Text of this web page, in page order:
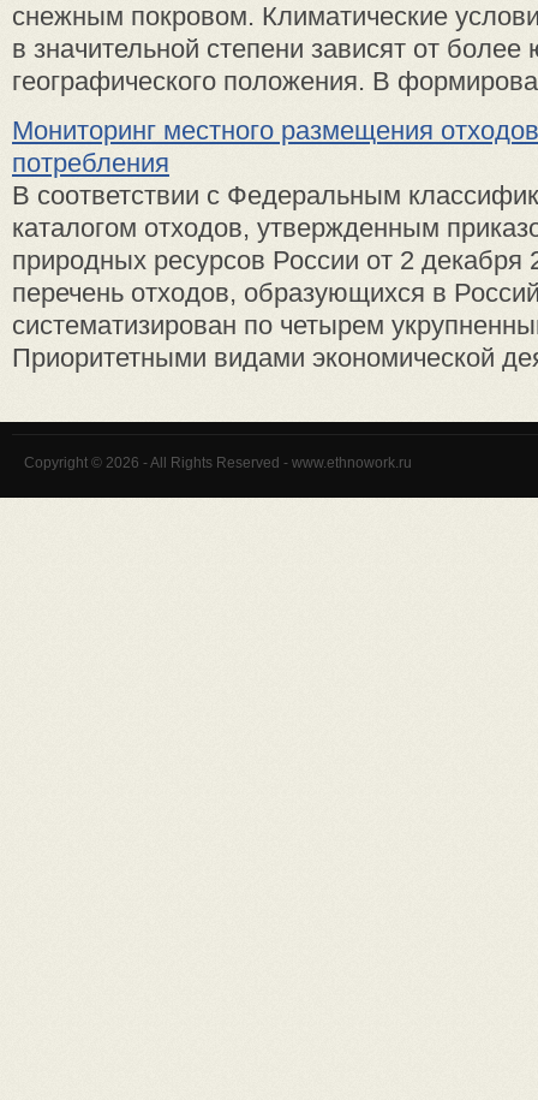
снежным покровом. Климатические
в значительной степени зависят от более
географического положения. В
Мониторинг местного размещения
потребления
В соответствии с Федеральным
каталогом отходов, утвержденным
природных ресурсов России от 2
перечень отходов, образующихся в
систематизирован по четырем
Приоритетными видами экономической
Copyright © 2026 - All Rights Reserved - www.ethnowork.ru